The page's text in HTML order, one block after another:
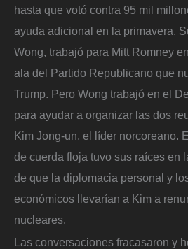
hasta que votó contra 95 mil
ayuda adicional en la primavera.
Wong, trabajó para Mitt Romney
ala del Partido Republicano que
Trump. Pero Wong trabajó en el
para ayudar a organizar las dos
Kim Jong-un, el líder norcoreano.
de cuerda floja tuvo sus raíces en
de que la diplomacia personal y
económicos llevarían a Kim a
nucleares.
Las conversaciones fracasaron y